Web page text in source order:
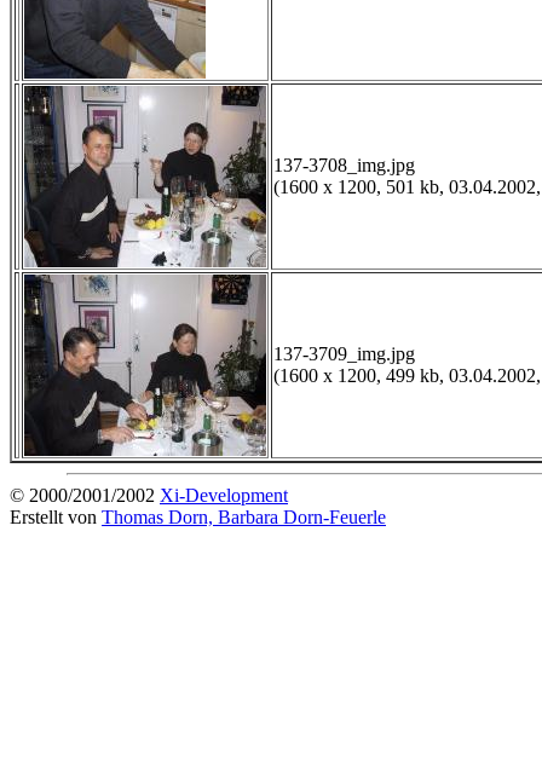
137-3708_img.jpg
(1600 x 1200, 501 kb,
137-3709_img.jpg
(1600 x 1200, 499 kb,
© 2000/2001/2002 Xi-Development
Erstellt von Thomas Dorn, Barbara Dorn-Feuerle